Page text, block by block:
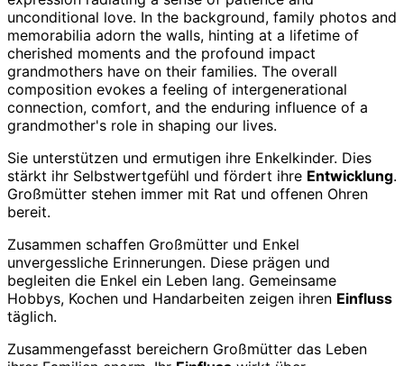
Sie unterstützen und ermutigen ihre Enkelkinder. Dies
stärkt ihr Selbstwertgefühl und fördert ihre Entwicklung.
Großmütter stehen immer mit Rat und offenen Ohren
bereit.
Zusammen schaffen Großmütter und Enkel
unvergessliche Erinnerungen. Diese prägen und
begleiten die Enkel ein Leben lang. Gemeinsame
Hobbys, Kochen und Handarbeiten zeigen ihren Einfluss
täglich.
Zusammengefasst bereichern Großmütter das Leben